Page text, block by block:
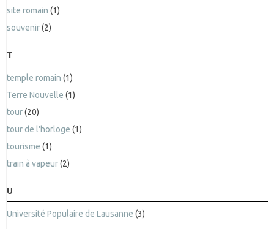
site romain (1)
souvenir(2)
T
temple romain (1)
Terre Nouvelle (1)
tour(20)
tour de l'horloge (1)
tourisme (1)
train à vapeur(2)
U
Université Populaire de Lausanne (3)